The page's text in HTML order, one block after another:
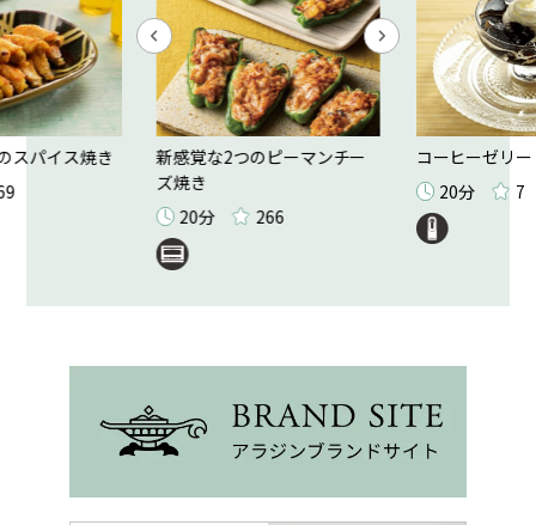
スパイス焼き
新感覚な2つのピーマンチー
ズ焼き
20分
266
コーヒーゼリー
20分
7